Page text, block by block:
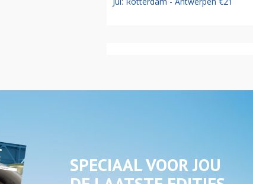
SPECIAAL VOOR JOU